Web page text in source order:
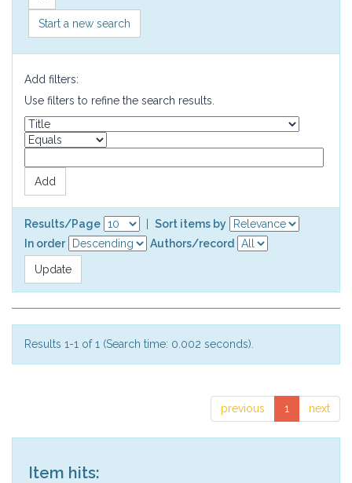
Start a new search
Add filters:
Use filters to refine the search results.
Results/Page
Sort items by
In order
Authors/record
Results 1-1 of 1 (Search time: 0.002 seconds).
previous 1 next
Item hits: